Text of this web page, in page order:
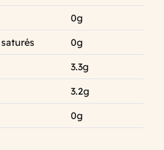
0g
0g
3.3g
3.2g
0g